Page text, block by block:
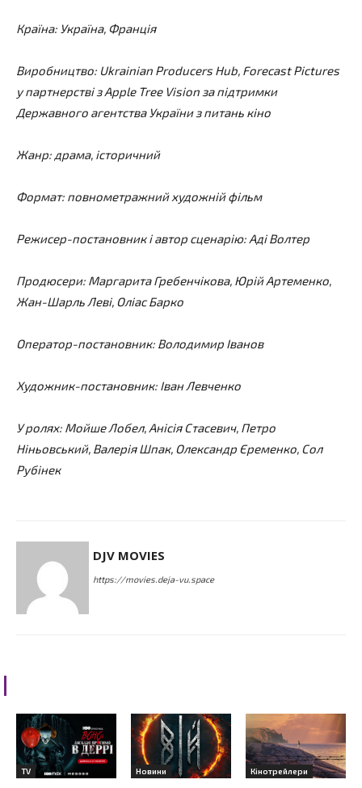
Країна: Україна, Франція
Виробництво: Ukrainian Producers Hub, Forecast Pictures
у партнерстві з Apple Tree Vision за підтримки
Державного агентства України з питань кіно
Жанр: драма, історичний
Формат: повнометражний художній фільм
Режисер-постановник і автор сценарію: Аді Волтер
Продюсери: Маргарита Гребенчікова, Юрій Артеменко,
Жан-Шарль Леві, Оліас Барко
Оператор-постановник: Володимир Іванов
Художник-постановник: Іван Левченко
У ролях: Мойше Лобел, Анісія Стасевич, Петро
Ніньовський, Валерія Шпак, Олександр Єременко, Сол
Рубінек
DJV MOVIES
https://movies.deja-vu.space
TV Новини Кінотрейлери